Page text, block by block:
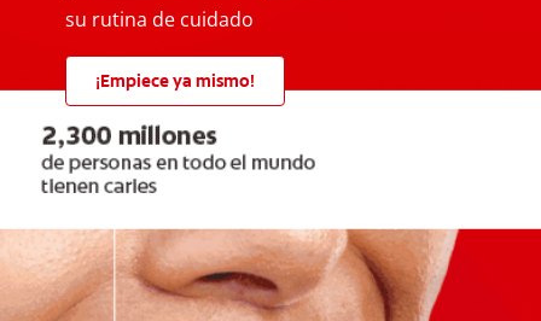
su rutina de cuidado
¡Empiece ya mismo!